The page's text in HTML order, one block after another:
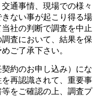
通事情、現場での様々
ない事が起こり得る場
社の判断で調査を中止
査において、結果を保
ご了承下さい。
約のお申し込み）にな
再認識されて、重要事
をご確認の上、調査プ